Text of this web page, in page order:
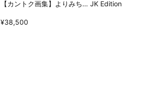
【カントク画集】よりみち… JK Edition
¥38,500